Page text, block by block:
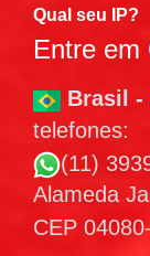
Qual seu IP?
Entre em
Brasil -
telefones:
(11)
Alameda
CEP